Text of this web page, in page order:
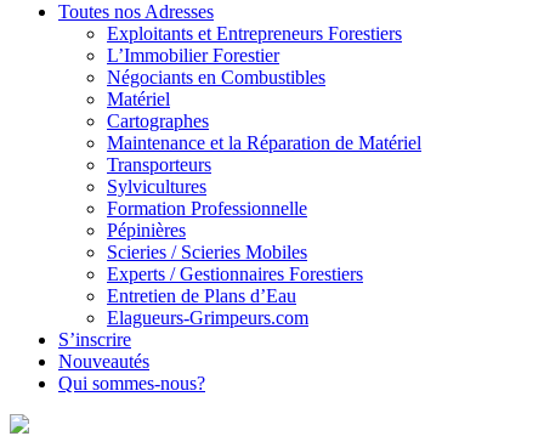
Toutes nos Adresses
Exploitants et Entrepreneurs Forestiers
L’Immobilier Forestier
Négociants en Combustibles
Matériel
Cartographes
Maintenance et la Réparation de Matériel
Transporteurs
Sylvicultures
Formation Professionnelle
Pépinières
Scieries / Scieries Mobiles
Experts / Gestionnaires Forestiers
Entretien de Plans d’Eau
Elagueurs-Grimpeurs.com
S’inscrire
Nouveautés
Qui sommes-nous?